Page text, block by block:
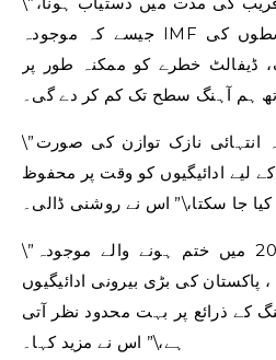
جیسے کہ موجودہ IMF پروگرام کے تحت اگلی قسطوں کی
ڈیفالٹ خطرے کو ممکنہ طور پر
ہم آہنگ سطح تک کم کر دے گی۔
\”تاہم، ادائیگیوں کے موجودہ انتہائی نازک توازن کی صورت
لیے ادائیگیوں کو وقت پر محفوظ
کیا جا سکتا،\” اس نے روشنی ڈالی۔
\”مزید برآں، جون 2023 میں ختم ہونے والے موجودہ IMF
پاکستان کی بڑی بیرونی ادائیگیوں
کے ذرائع پر بہت محدود نظر آتی
ہے،\” اس نے مزید کہا۔